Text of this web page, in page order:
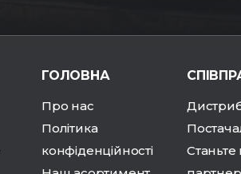
ГОЛОВНА
Про нас
Політика
конфіденційності